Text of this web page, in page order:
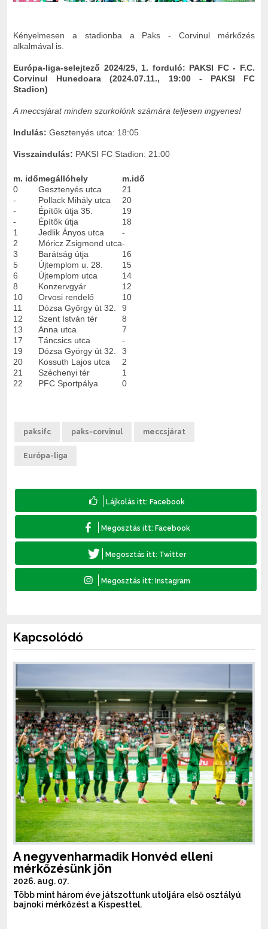
Kényelmesen a stadionba a Paks - Corvinul mérkőzés
alkalmával is.
Európa-liga-selejtező 2024/25, 1. forduló: PAKSI FC - F.C.
Corvinul Hunedoara (2024.07.11., 19:00 - PAKSI FC
Stadion)
A meccsjárat minden szurkolónk számára teljesen ingyenes!
Indulás: Gesztenyés utca: 18:05
Visszaindulás: PAKSI FC Stadion: 21:00
m. időmegállóhely
m.idő
0
Gesztenyés utca
21
-
Pollack Mihály utca
20
-
Építők útja 35.
19
-
Építők útja
18
1
Jedlik Ányos utca
-
2
Móricz Zsigmond utca-
3
Barátság útja
16
5
Újtemplom u. 28.
15
6
Újtemplom utca
14
8
Konzervgyár
12
10
Orvosi rendelő
10
11
Dózsa Győrgy út 32.
9
12
Szent István tér
8
13
Anna utca
7
17
Táncsics utca
-
19
Dózsa György út 32.
3
20
Kossuth Lajos utca
2
21
Széchenyi tér
1
22
PFC Sportpálya 0
paksifc paks-corvinul meccsjárat
Európa-liga
Kapcsolódó
A negyvenharmadik Honvéd elleni
mérkőzésünk jön
2026. aug. 07.
Több mint három éve játszottunk utoljára első osztályú
bajnoki mérkőzést a Kispesttel.